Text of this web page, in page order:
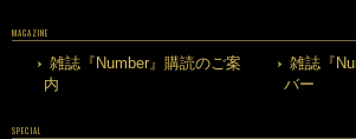
MAGAZINE
雑誌『Number』購読のご案
内
雑誌『
バー
SPECIAL